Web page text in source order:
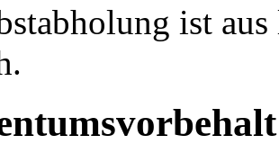
ist